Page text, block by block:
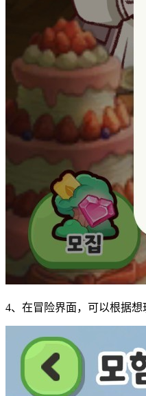
4、在冒险界面，可以根据想